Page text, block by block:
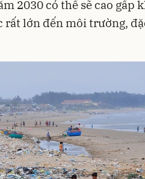
2030 có thể sẽ cao gấp
rất lớn đến môi trường,